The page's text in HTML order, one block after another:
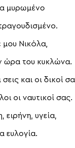
μυρωμένο
μου Νικόλα,
ώρα του κυκλώνα.
και οι δικοί
οι ναυτικοί σας.
υγεία,
ευλογία.